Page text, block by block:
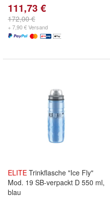
111,73 €
172,00 €
+ 7,90 € Versand
ELITE Trinkflasche "Ice Fly"
Mod. 19 SB-verpackt D 550 ml,
blau